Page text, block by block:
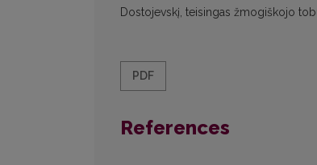
Dostojevskį, teisingas žmogiškojo
PDF
References